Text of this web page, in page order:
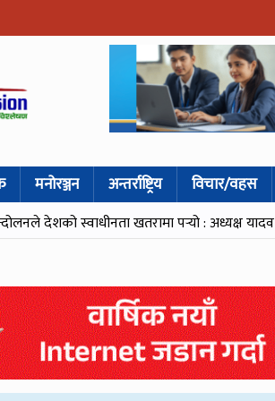
मनोरञ्जन अन्तर्राष्ट्रिय विचार/वहस
देशको स्वाधीनता खतरामा पर्‍यो : अध्यक्ष यादव